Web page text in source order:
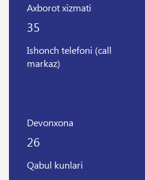
Axborot xizmati
35
Ishonch telefoni (call
markaz)
Devonxona
26
Qabul kunlari